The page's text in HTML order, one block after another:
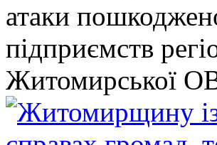
атаки
підприємств
Житомирської